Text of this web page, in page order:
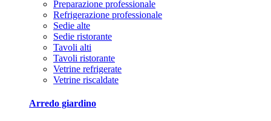
Preparazione professionale
Refrigerazione professionale
Sedie alte
Sedie ristorante
Tavoli alti
Tavoli ristorante
Vetrine refrigerate
Vetrine riscaldate
Arredo giardino